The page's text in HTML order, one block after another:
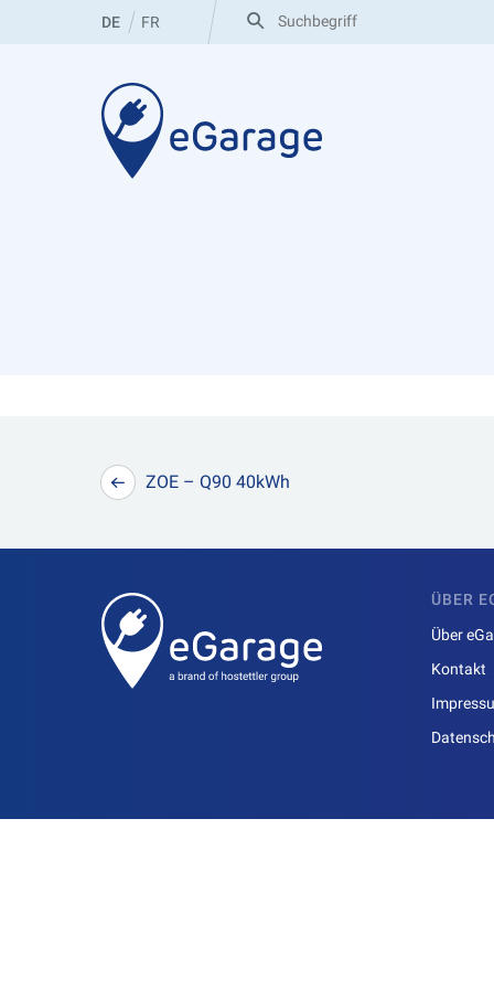
DE FR
Suche
nach:
Beitragsnavigation
ZOE – Q90 40kWh
ÜBER
Über
Kontakt